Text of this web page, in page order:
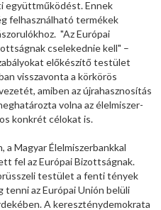
együttműködést. Ennek
felhasználható termékek
"Az Európai
cselekednie kell" –
előkészítő testület
visszavonta a körkörös
amiben az újrahasznosítás
volna az élelmiszer-
konkrét célokat is.
a Magyar Élelmiszerbankkal
fel az Európai Bizottságnak.
testület a fenti tények
az Európai Unión belüli
A kereszténydemokrata